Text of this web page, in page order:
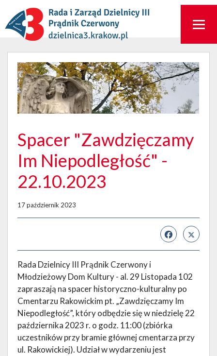
Spacer "Zawdzięczamy
Im Niepodległość" -
22.10.2023
17 październik 2023
Rada Dzielnicy III Prądnik Czerwony i
Młodzieżowy Dom Kultury - al. 29 Listopada 102
zapraszają na spacer historyczno-kulturalny po
Cmentarzu Rakowickim pt. „Zawdzięczamy Im
Niepodległość”, który odbędzie się w niedzielę 22
października 2023 r. o godz. 11:00 (zbiórka
uczestników przy bramie głównej cmentarza przy
ul. Rakowickiej). Udział w wydarzeniu jest